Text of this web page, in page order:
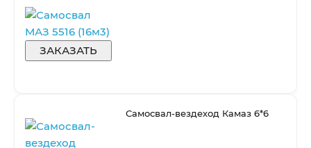
ЗАКАЗАТЬ
Самосвал-вездеход Камаз 6*6